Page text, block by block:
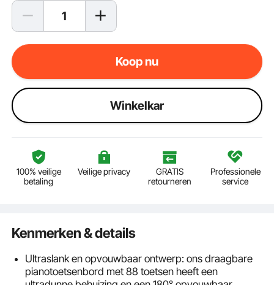
Koop nu
Winkelkar
100% veilige
betaling
Veilige privacy
GRATIS
retourneren
Professionele
service
Kenmerken & details
Ultraslank en opvouwbaar ontwerp: ons draagbare
pianotoetsenbord met 88 toetsen heeft een